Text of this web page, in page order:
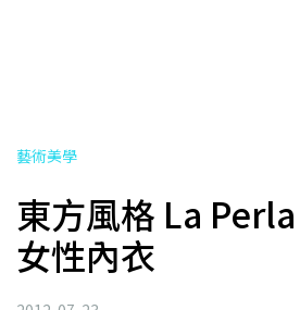
藝術美學
東方風格 La
女性內衣